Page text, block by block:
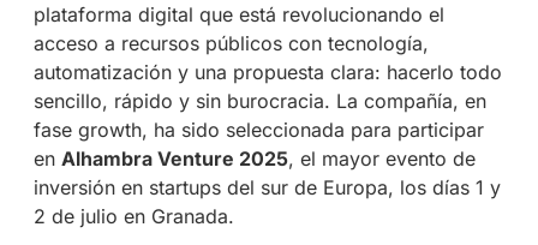
plataforma digital que está revolucionando el
acceso a recursos públicos con tecnología,
automatización y una propuesta clara: hacerlo todo
sencillo, rápido y sin burocracia. La compañía, en
fase growth, ha sido seleccionada para participar
en Alhambra Venture 2025, el mayor evento de
inversión en startups del sur de Europa, los días 1 y
2 de julio en Granada.